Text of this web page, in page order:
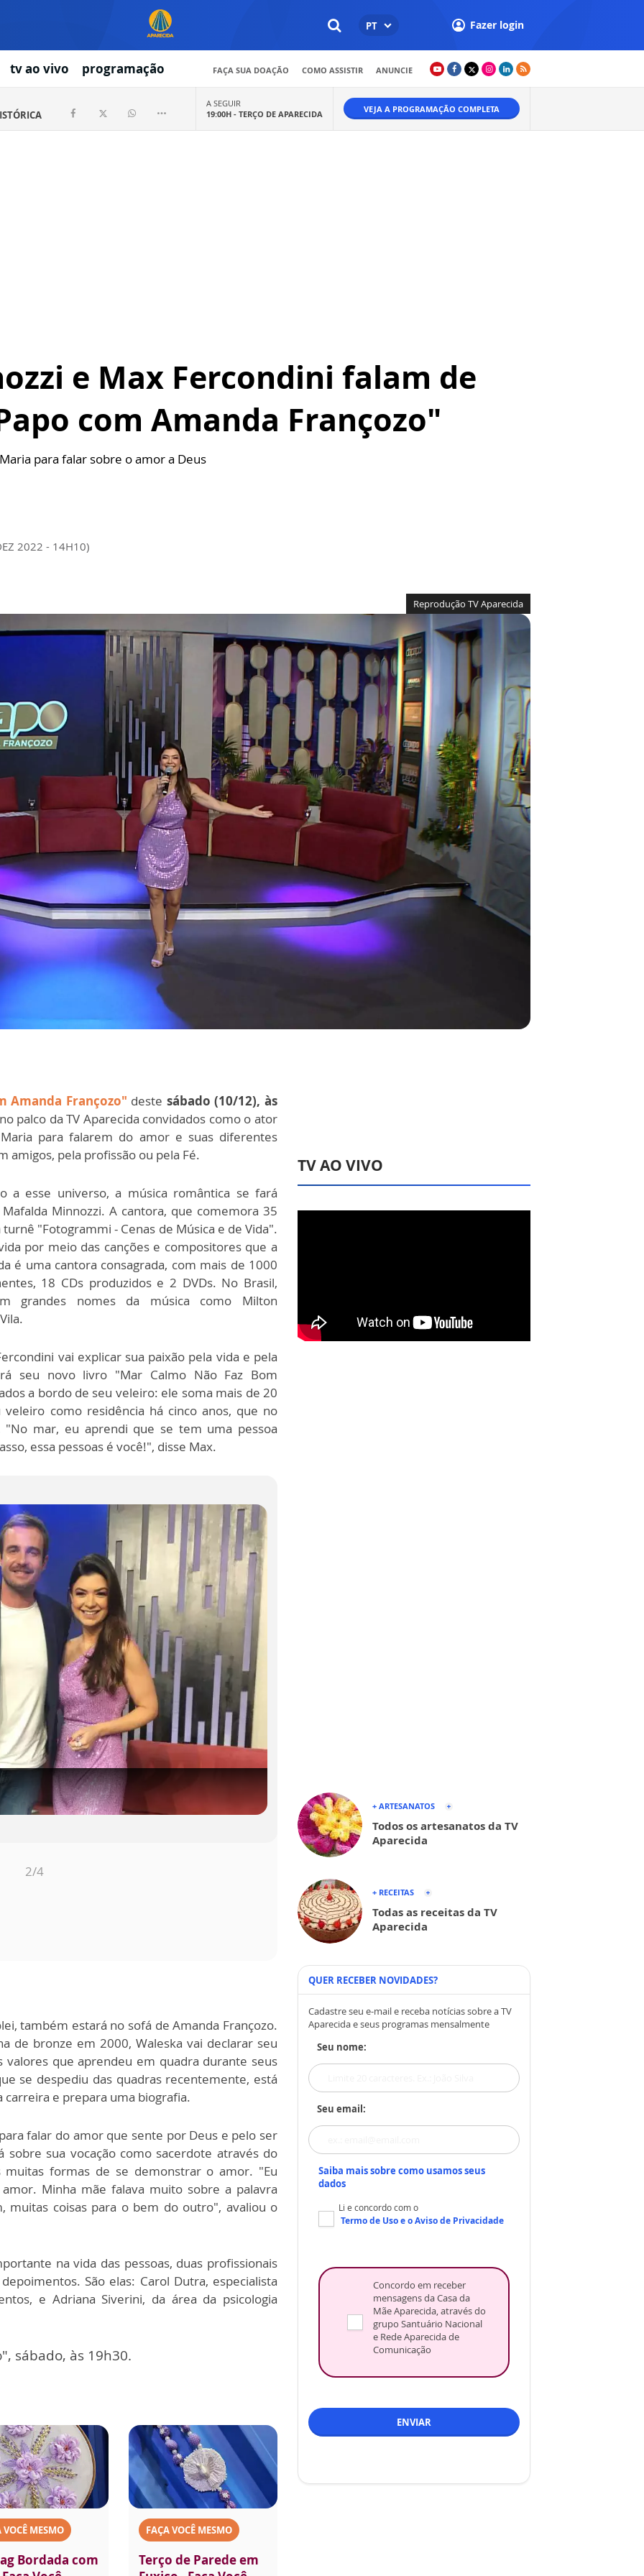
PT Fazer login
tv ao vivo programação FAÇA SUA DOAÇÃO COMO ASSISTIR ANUNCIE
A SEGUIR
19:00H - TERÇO DE APARECIDA VEJA A PROGRAMAÇÃO COMPLETA
e Max Fercondini falam de
com Amanda Françozo"
para falar sobre o amor a Deus
2022 - 14H10)
Reprodução TV Aparecida
Amanda Françozo" deste sábado (10/12), às
palco da TV Aparecida convidados como o ator
para falarem do amor e suas diferentes
amigos, pela profissão ou pela Fé.
a esse universo, a música romântica se fará
Minnozzi. A cantora, que comemora 35
"Fotogrammi - Cenas de Música e de Vida".
por meio das canções e compositores que a
é uma cantora consagrada, com mais de 1000
18 CDs produzidos e 2 DVDs. No Brasil,
grandes nomes da música como Milton
vai explicar sua paixão pela vida e pela
seu novo livro "Mar Calmo Não Faz Bom
a bordo de seu veleiro: ele soma mais de 20
como residência há cinco anos, que no
"No mar, eu aprendi que se tem uma pessoa
essa pessoas é você!", disse Max.
mais
3/4
também estará no sofá de Amanda Françozo.
de bronze em 2000, Waleska vai declarar seu
que aprendeu em quadra durante seus
se despediu das quadras recentemente, está
e prepara uma biografia.
falar do amor que sente por Deus e pelo ser
sobre sua vocação como sacerdote através do
formas de se demonstrar o amor. "Eu
Minha mãe falava muito sobre a palavra
muitas coisas para o bem do outro", avaliou o
na vida das pessoas, duas profissionais
São elas: Carol Dutra, especialista
e Adriana Siverini, da área da psicologia
sábado, às 19h30.
VOCÊ MESMO
Bordada com
FAÇA VOCÊ MESMO
Terço de Parede em
TV AO VIVO
+ ARTESANATOS
Todos os artesanatos da TV
Aparecida
+ RECEITAS
Todas as receitas da TV
Aparecida
QUER RECEBER NOVIDADES?
Cadastre seu e-mail e receba notícias sobre a TV
Aparecida e seus programas mensalmente
Seu nome:
Seu email:
Saiba mais sobre como usamos seus
dados
Li e concordo com o
Termo de Usoe oAviso de Privacidade
Concordo em receber
mensagens da Casa da
Mãe Aparecida, através do
grupo Santuário Nacional
e Rede Aparecida de
Comunicação
ENVIAR